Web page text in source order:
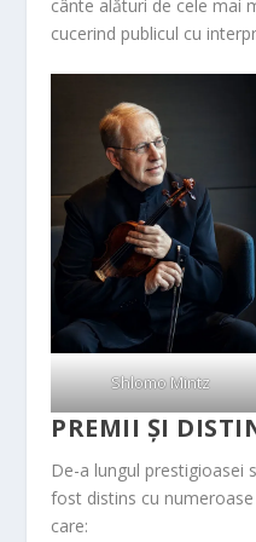
cânte alături de cele mai
cucerind publicul cu
Shlomo Mintz
PREMII ȘI
De-a lungul prestigioasei
fost distins cu
care: